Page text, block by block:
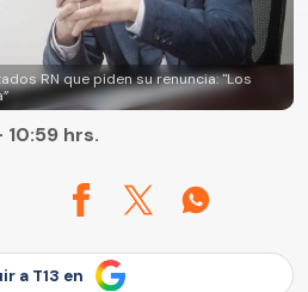
RN que piden su renuncia: "Los
hrs.
a T13 en